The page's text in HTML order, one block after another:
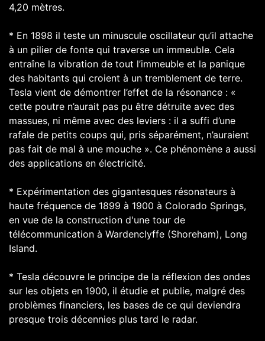
4,20 mètres.
* En 1898 il teste un minuscule oscillateur qu’il attache
à un pilier de fonte qui traverse un immeuble. Cela
entraîne la vibration de tout l’immeuble et la panique
des habitants qui croient à un tremblement de terre.
Tesla vient de démontrer l’effet de la résonance : «
cette poutre n’aurait pas pu être détruite avec des
massues, ni même avec des leviers : il a suffi d’une
rafale de petits coups qui, pris séparément, n’auraient
pas fait de mal à une mouche ». Ce phénomène a aussi
des applications en électricité.
* Expérimentation des gigantesques résonateurs à
haute fréquence de 1899 à 1900 à Colorado Springs,
en vue de la construction d'une tour de
télécommunication à Wardenclyffe (Shoreham), Long
Island.
* Tesla découvre le principe de la réflexion des ondes
sur les objets en 1900, il étudie et publie, malgré des
problèmes financiers, les bases de ce qui deviendra
presque trois décennies plus tard le radar.